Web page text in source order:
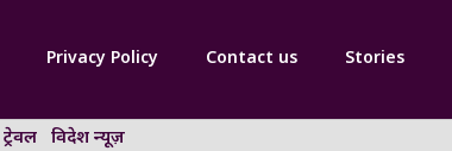
Privacy Policy Contact us Stories
ट्रेवल विदेश न्यूज़